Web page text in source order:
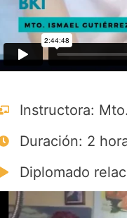
Instructora:
Duración: 2
Diplomado